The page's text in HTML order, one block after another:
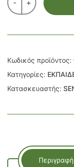
- +
Κωδικός προϊόντος:
Κατηγορίες:
Κατασκευαστής:
Περιγραφή